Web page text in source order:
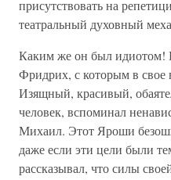
присутствовать на
театральный духовный
Каким же он был идиотом!
Фридрих, с которым в свое
Изящный, красивый,
человек, вспоминал
Михаил. Этот Яроши
даже если эти цели были
рассказывал, что силы